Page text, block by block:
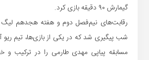
گیمارش ۹۰ دقیقه بازی کرد.
رقابت‌های نیم‌فصل دوم و هفته هجدهم لیگ
شب پیگیری شد که در یکی از بازی‌ها، تیم ریو
مسابقه پیاپی مهدی طارمی را در ترکیب و